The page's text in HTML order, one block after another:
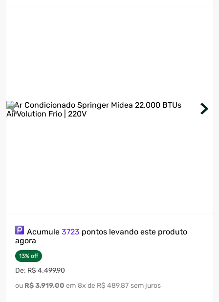
Acumule 3723 pontos levando este produto
agora
13% off
R$4.499,90
R$3.919,00 8x R$ 489,87 sem juros